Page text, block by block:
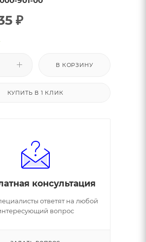
₽
В КОРЗИНУ
КУПИТЬ В 1 КЛИК
консультация
ответят на любой
вопрос